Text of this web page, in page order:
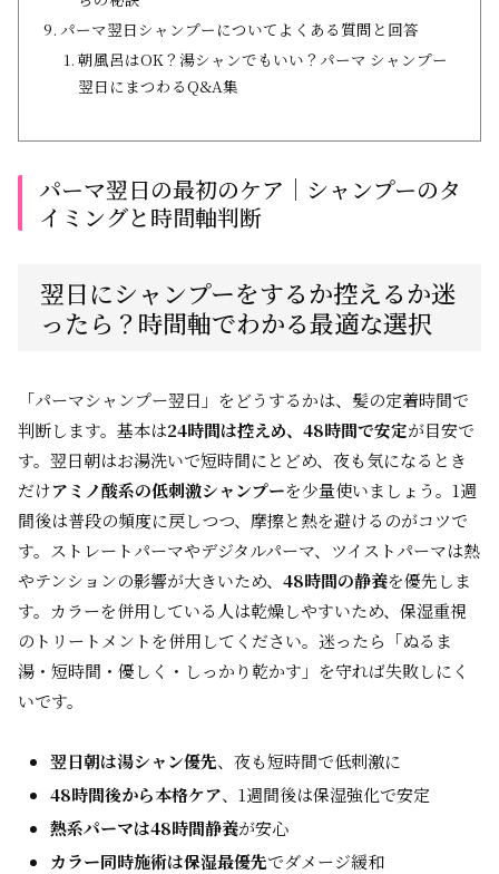
パーマ翌日シャンプーについてよくある質問と回答
朝風呂はOK？湯シャンでもいい？パーマ シャンプー
翌日にまつわるQ&A集
パーマ翌日の最初のケア│シャンプーのタ
イミングと時間軸判断
翌日にシャンプーをするか控えるか迷
ったら？時間軸でわかる最適な選択
「パーマシャンプー翌日」をどうするかは、髪の定着時間で
判断します。基本は24時間は控えめ、48時間で安定が目安で
す。翌日朝はお湯洗いで短時間にとどめ、夜も気になるとき
だけアミノ酸系の低刺激シャンプーを少量使いましょう。1週
間後は普段の頻度に戻しつつ、摩擦と熱を避けるのがコツで
す。ストレートパーマやデジタルパーマ、ツイストパーマは熱
やテンションの影響が大きいため、 48時間の静養を優先しま
す。カラーを併用している人は乾燥しやすいため、保湿重視
のトリートメントを併用してください。迷ったら「ぬるま
湯・短時間・優しく・しっかり乾かす」を守れば失敗しにく
いです。
翌日朝は湯シャン優先、夜も短時間で低刺激に
48時間後から本格ケア、1週間後は保湿強化で安定
熱系パーマは48時間静養が安心
カラー同時施術は保湿最優先でダメージ緩和